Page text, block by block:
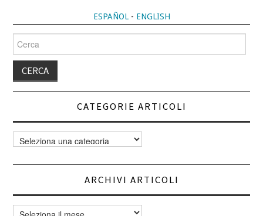
ESPAÑOL- ENGLISH
per:
CATEGORIE ARTICOLI
Categorie
articoli
ARCHIVI ARTICOLI
Archivi